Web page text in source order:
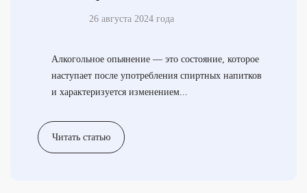
26 августа 2024 года
Алкогольное опьянение — это состояние, которое
наступает после употребления спиртных напитков
и характеризуется изменением...
Читать статью